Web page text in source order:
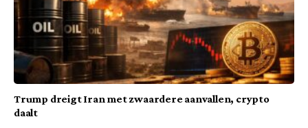
Trump dreigt Iran met zwaardere aanvallen, crypto
daalt